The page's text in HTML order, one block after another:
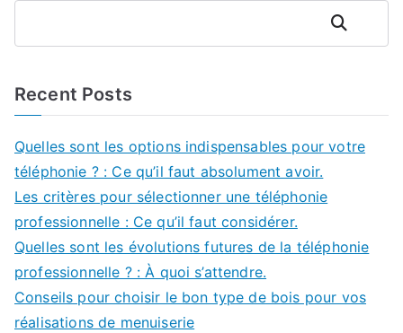
Rechercher
Recent Posts
Quelles sont les options indispensables pour votre
téléphonie ? : Ce qu’il faut absolument avoir.
Les critères pour sélectionner une téléphonie
professionnelle : Ce qu’il faut considérer.
Quelles sont les évolutions futures de la téléphonie
professionnelle ? : À quoi s’attendre.
Conseils pour choisir le bon type de bois pour vos
réalisations de menuiserie